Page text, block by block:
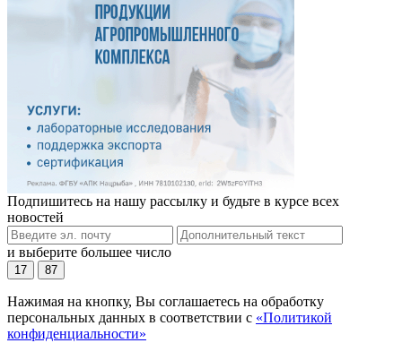
Подпишитесь на нашу рассылку и будьте в курсе всех
новостей
и выберите большее число
17 87
Нажимая на кнопку, Вы соглашаетесь на обработку
персональных данных в соответствии с «Политикой
конфиденциальности»